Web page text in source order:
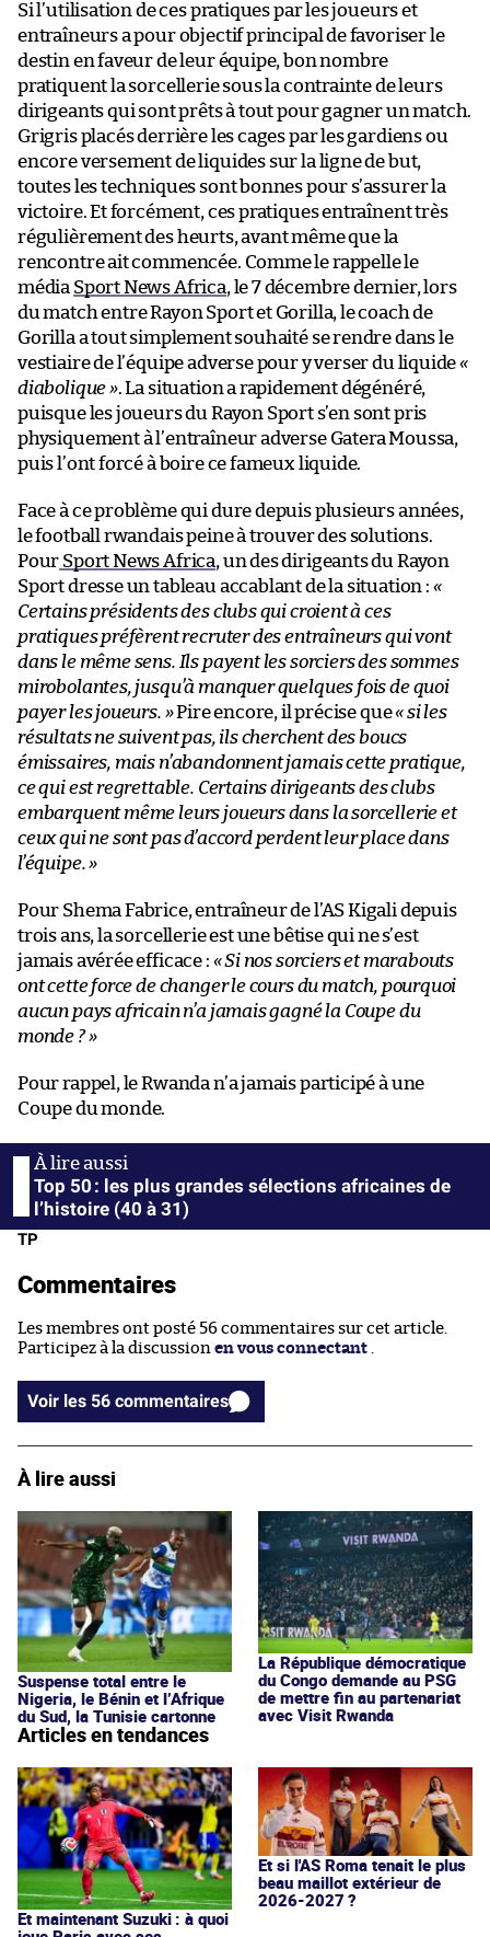
Si l’utilisation de ces pratiques par les joueurs et
entraîneurs a pour objectif principal de favoriser le
destin en faveur de leur équipe, bon nombre
pratiquent la sorcellerie sous la contrainte de leurs
dirigeants qui sont prêts à tout pour gagner un match.
Grigris placés derrière les cages par les gardiens ou
encore versement de liquides sur la ligne de but,
toutes les techniques sont bonnes pour s’assurer la
victoire. Et forcément, ces pratiques entraînent très
régulièrement des heurts, avant même que la
rencontre ait commencée. Comme le rappelle le
média Sport News Africa, le 7 décembre dernier, lors
du match entre Rayon Sport et Gorilla, le coach de
Gorilla a tout simplement souhaité se rendre dans le
vestiaire de l’équipe adverse pour y verser du liquide«
diabolique ». La situation a rapidement dégénéré,
puisque les joueurs du Rayon Sport s’en sont pris
physiquement à l’entraîneur adverse Gatera Moussa,
puis l’ont forcé à boire ce fameux liquide.
Face à ce problème qui dure depuis plusieurs années,
le football rwandais peine à trouver des solutions.
Pour Sport News Africa, un des dirigeants du Rayon
Sport dresse un tableau accablant de la situation : «
Certains présidents des clubs qui croient à ces
pratiques préfèrent recruter des entraîneurs qui vont
dans le même sens. Ils payent les sorciers des sommes
mirobolantes, jusqu’à manquer quelques fois de quoi
payer les joueurs. »Pire encore, il précise que« si les
résultats ne suivent pas, ils cherchent des boucs
émissaires, mais n’abandonnent jamais cette pratique,
ce qui est regrettable. Certains dirigeants des clubs
embarquent même leurs joueurs dans la sorcellerie et
ceux qui ne sont pas d’accord perdent leur place dans
l’équipe. »
Pour Shema Fabrice, entraîneur de l’AS Kigali depuis
trois ans, la sorcellerie est une bêtise qui ne s’est
jamais avérée efficace : « Si nos sorciers et marabouts
ont cette force de changer le cours du match, pourquoi
aucun pays africain n’a jamais gagné la Coupe du
monde ? »
Pour rappel, le Rwanda n’a jamais participé à une
Coupe du monde.
Top 50 : les plus grandes sélections africaines de
l’histoire (40 à 31)
TP
Commentaires
Les membres ont posté 56 commentaires sur cet article.
Participez à la discussion en vous connectant .
Voir les 56 commentaires
À lire aussi
Suspense total entre le
Nigeria, le Bénin et l’Afrique
du Sud, la Tunisie cartonne
La République démocratique
du Congo demande au PSG
de mettre fin au partenariat
avec Visit Rwanda
Articles en tendances
Et maintenant Suzuki : à quoi
Et si l'AS Roma tenait le plus
beau maillot extérieur de
2026-2027 ?